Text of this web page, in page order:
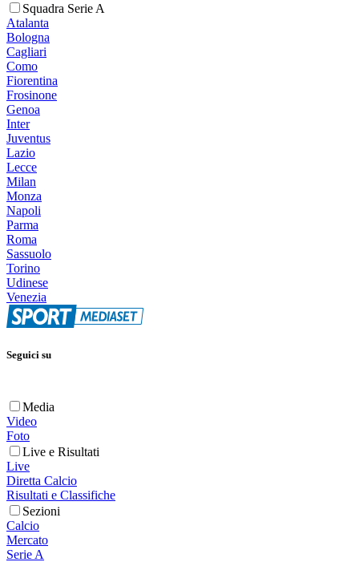
Squadra Serie A
Atalanta
Bologna
Cagliari
Como
Fiorentina
Frosinone
Genoa
Inter
Juventus
Lazio
Lecce
Milan
Monza
Napoli
Parma
Roma
Sassuolo
Torino
Udinese
Venezia
Seguici su
Media
Video
Foto
Live e Risultati
Live
Diretta Calcio
Risultati e Classifiche
Sezioni
Calcio
Mercato
Serie A